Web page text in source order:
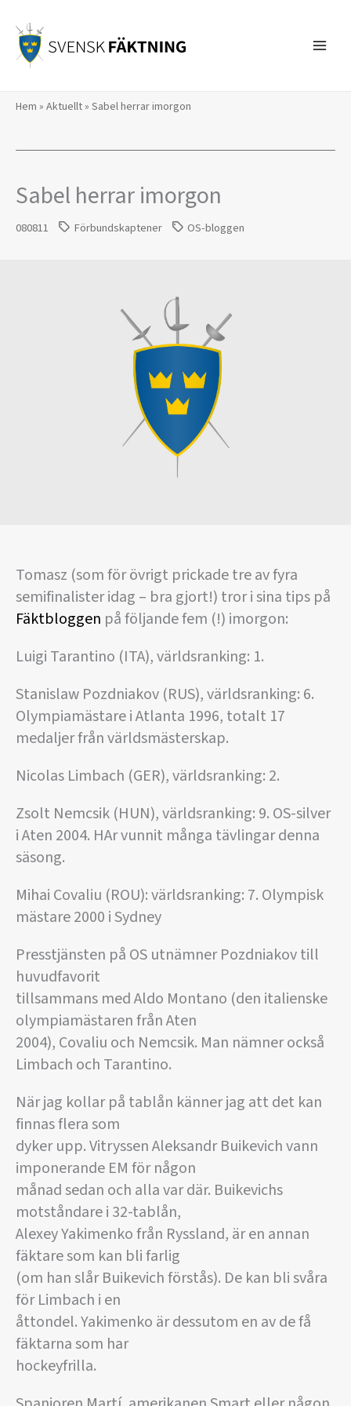
innehåll
Hem » Aktuellt» Sabel herrar imorgon
Sabel herrar imorgon
080811 Förbundskaptener OS-bloggen
Tomasz (som för övrigt prickade tre av fyra
semifinalister idag – bra gjort!) tror i sina tips på
Fäktbloggen på följande fem (!) imorgon:
Luigi Tarantino (ITA), världsranking: 1.
Stanislaw Pozdniakov (RUS), världsranking: 6.
Olympiamästare i Atlanta 1996, totalt 17
medaljer från världsmästerskap.
Nicolas Limbach (GER), världsranking: 2.
Zsolt Nemcsik (HUN), världsranking: 9. OS-silver
i Aten 2004. HAr vunnit många tävlingar denna
säsong.
Mihai Covaliu (ROU): världsranking: 7. Olympisk
mästare 2000 i Sydney
Presstjänsten på OS utnämner Pozdniakov till
huvudfavorit
tillsammans med Aldo Montano (den italienske
olympiamästaren från Aten
2004), Covaliu och Nemcsik. Man nämner också
Limbach och Tarantino.
När jag kollar på tablån känner jag att det kan
finnas flera som
dyker upp. Vitryssen Aleksandr Buikevich vann
imponerande EM för någon
månad sedan och alla var där. Buikevichs
motståndare i 32-tablån,
Alexey Yakimenko från Ryssland, är en annan
fäktare som kan bli farlig
(om han slår Buikevich förstås). De kan bli svåra
för Limbach i en
åttondel. Yakimenko är dessutom en av de få
fäktarna som har
hockeyfrilla.